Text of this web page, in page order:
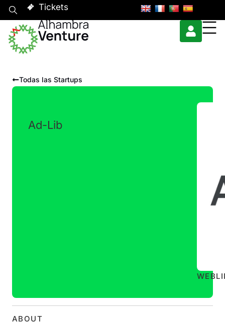
Tickets
Todas las Startups
Ad-Lib
WEB
ABOUT